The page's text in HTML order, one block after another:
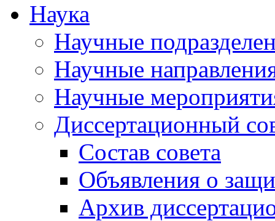
Наука
Научные
Научные
Научные
Диссертационный
Состав совета
Объявления о
Архив